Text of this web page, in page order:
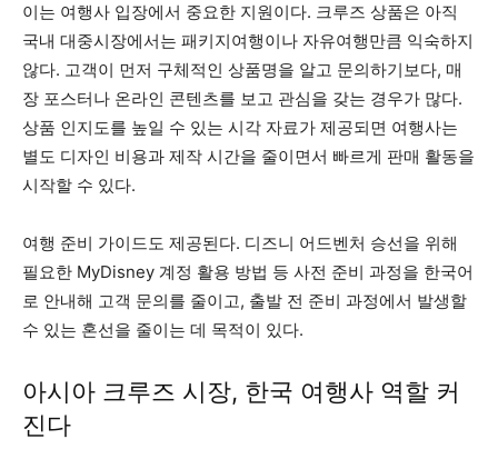
이는 여행사 입장에서 중요한 지원이다. 크루즈 상품은 아직
국내 대중시장에서는 패키지여행이나 자유여행만큼 익숙하지
않다. 고객이 먼저 구체적인 상품명을 알고 문의하기보다, 매
장 포스터나 온라인 콘텐츠를 보고 관심을 갖는 경우가 많다.
상품 인지도를 높일 수 있는 시각 자료가 제공되면 여행사는
별도 디자인 비용과 제작 시간을 줄이면서 빠르게 판매 활동을
시작할 수 있다.
여행 준비 가이드도 제공된다. 디즈니 어드벤처 승선을 위해
필요한 MyDisney 계정 활용 방법 등 사전 준비 과정을 한국어
로 안내해 고객 문의를 줄이고, 출발 전 준비 과정에서 발생할
수 있는 혼선을 줄이는 데 목적이 있다.
아시아 크루즈 시장, 한국 여행사 역할 커
진다